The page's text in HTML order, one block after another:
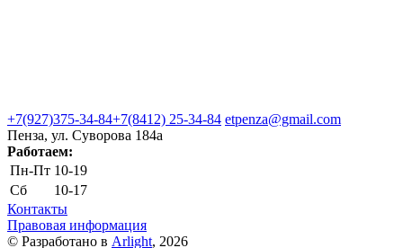
+7(927)375-34-84+7(8412) 25-34-84 etpenza@gmail.com
Пенза, ул. Cуворова 184а
Работаем:
Пн-Пт 10-19
Сб
10-17
Контакты
Правовая информация
© Разработано в Arlight, 2026